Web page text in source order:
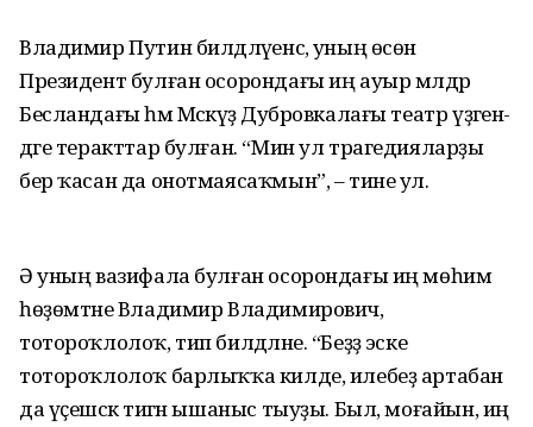
Владимир Путин билдәләүенсә, уның өсөн
Президент булған осорон­дағы иң ауыр мәлдәр
Бесландағы һәм Мәскәүҙә Дубровкалағы театр үҙәген­
дәге теракттар булған. “Мин ул тра­гедияларҙы
бер ҡасан да онотмая­саҡмын”, – тине ул.
Ә уның вазифала булған осорон­дағы иң мөһим
һөҙөмтәне Владимир Владимирович,
тотороҡлолоҡ, тип билдәләне. “Беҙҙә эске
тотороҡлолоҡ барлыҡҡа килде, илебеҙ артабан
да үҫешәсәк тигән ышаныс тыуҙы. Был, моғайын, иң